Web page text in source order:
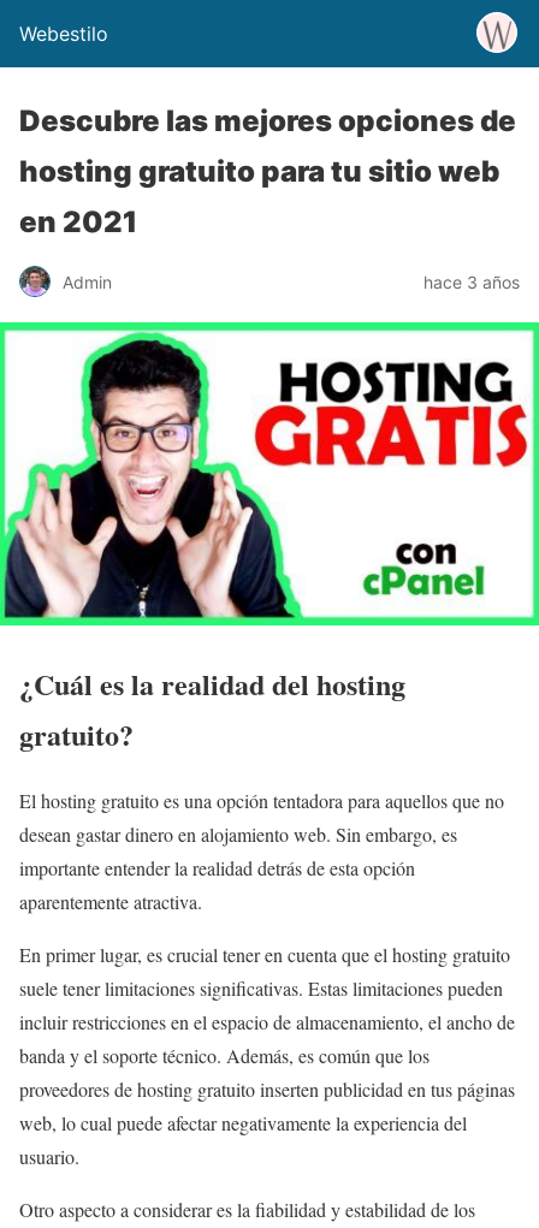
Webestilo
Descubre las mejores opciones de
hosting gratuito para tu sitio web
en 2021
Admin hace 3 años
¿Cuál es la realidad del hosting
gratuito?
El hosting gratuito es una opción tentadora para aquellos que no
desean gastar dinero en alojamiento web. Sin embargo, es
importante entender la realidad detrás de esta opción
aparentemente atractiva.
En primer lugar, es crucial tener en cuenta que el hosting gratuito
suele tener limitaciones significativas. Estas limitaciones pueden
incluir restricciones en el espacio de almacenamiento, el ancho de
banda y el soporte técnico. Además, es común que los
proveedores de hosting gratuito inserten publicidad en tus páginas
web, lo cual puede afectar negativamente la experiencia del
usuario.
Otro aspecto a considerar es la fiabilidad y estabilidad de los